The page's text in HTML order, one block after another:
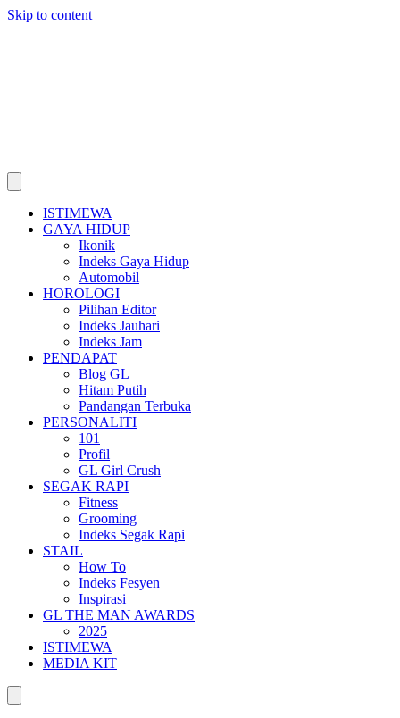
Skip to content
ISTIMEWA
GAYA HIDUP
Ikonik
Indeks Gaya Hidup
Automobil
HOROLOGI
Pilihan Editor
Indeks Jauhari
Indeks Jam
PENDAPAT
Blog GL
Hitam Putih
Pandangan Terbuka
PERSONALITI
101
Profil
GL Girl Crush
SEGAK RAPI
Fitness
Grooming
Indeks Segak Rapi
STAIL
How To
Indeks Fesyen
Inspirasi
GL THE MAN AWARDS
2025
ISTIMEWA
MEDIA KIT